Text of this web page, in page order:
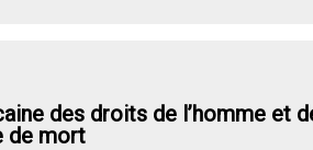
des droits de l’homme et
de mort